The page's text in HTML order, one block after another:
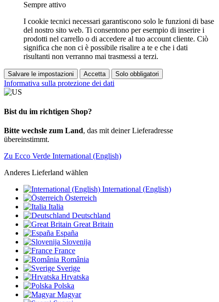
Sempre attivo
I cookie tecnici necessari garantiscono solo le funzioni di base
del nostro sito web. Ti consentono per esempio di inserire i
prodotti nel carrello o di accedere al tuo account cliente. Ciò
significa che non ci è possibile risalire a te e che i dati
risultanti non verranno mai trasmessi a terzi.
Salvare le impostazioni Accetta Solo obbligatori
Informativa sulla protezione dei dati
Bist du im richtigen Shop?
Bitte wechsle zum Land, das mit deiner Lieferadresse
übereinstimmt.
Zu Ecco Verde International (English)
Anderes Lieferland wählen
International (English)
Österreich
Italia
Deutschland
Great Britain
España
Slovenija
France
România
Sverige
Hrvatska
Polska
Magyar